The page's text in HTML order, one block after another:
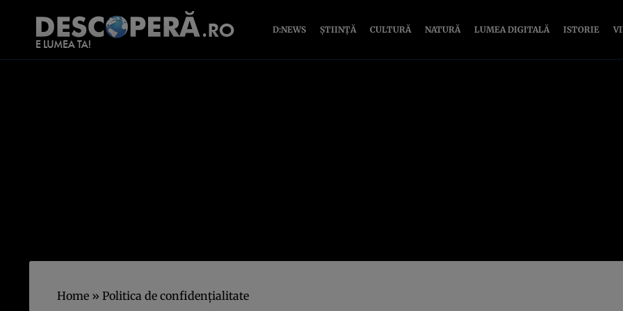
D:NEWS ȘTIINȚĂ CULTURĂ NATURĂ LUMEA DIGITALĂ ISTORIE
Home » Politica de confidenţialitate